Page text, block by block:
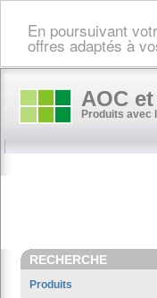
En poursuivant
offres adaptés à
AOC
Produits avec
RECHERCHE
Produits